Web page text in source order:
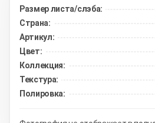
Размер листа/слэба:
Страна:
Артикул:
Цвет:
Коллекция:
Текстура:
Полировка: